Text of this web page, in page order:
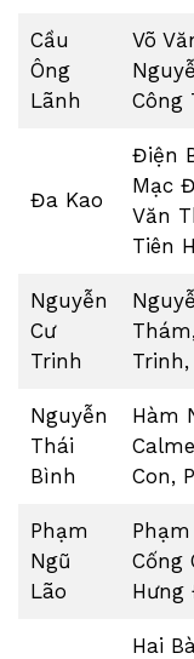
Cầu
Ông
Lãnh
Võ
Công
Đa Kao
Điện
Mạc
Văn
Tiên
Nguyễn
Cư
Trinh
Nguyễn
Thái
Bình
Hàm
Con,
Phạm
Ngũ
Lão
Cống
Hưng
Hai